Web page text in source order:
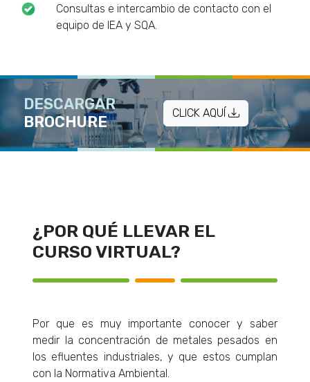
Consultas e intercambio de contacto con el
equipo de IEA y SQA.
DESCARGAR
BROCHURE
CLICK AQUÍ
¿POR QUÉ LLEVAR EL
CURSO VIRTUAL?
Por que es muy importante conocer y saber
medir la concentración de metales pesados en
los efluentes industriales, y que estos cumplan
con la Normativa Ambiental.